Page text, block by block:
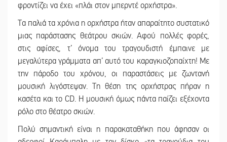
φροντίζει να έχει «πλάι στον μπερντέ ορχήστρα».
Τα παλιά τα χρόνια η ορχήστρα ήταν απαραίτητο συστατικό
μιας παράστασης θεάτρου σκιών. Αφού πολλές φορές,
στις αφίσες, τ’ όνομα του τραγουδιστή έμπαινε με
μεγαλύτερα γράμματα απ’ αυτό του καραγκιοζοπαίχτη! Με
την πάροδο του χρόνου, οι παραστάσεις με ζωντανή
μουσική λιγόστεψαν. Τη θέση της ορχήστρας πήραν η
κασέτα και το CD. Η μουσική όμως πάντα παίζει εξέχοντα
ρόλο στο θέατρο σκιών.
Πολύ σημαντική είναι η παρακαταθήκη που άφησαν οι